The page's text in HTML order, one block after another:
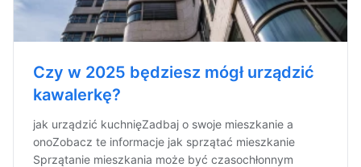
Czy w 2025 będziesz mógł urządzić
kawalerkę?
jak urządzić kuchnięZadbaj o swoje mieszkanie a
onoZobacz te informacje jak sprzątać mieszkanie
Sprzątanie mieszkania może być czasochłonnym